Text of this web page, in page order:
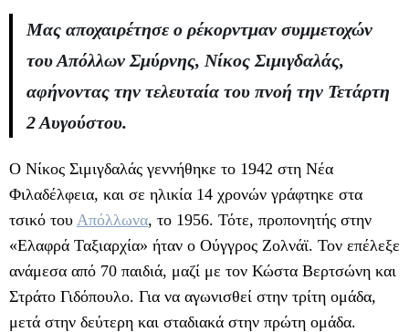
Μας αποχαιρέτησε ο ρέκορντμαν συμμετοχών
του Απόλλων Σμύρνης, Νίκος Σιμιγδαλάς,
αφήνοντας την τελευταία του πνοή την Τετάρτη
2 Αυγούστου.
Ο Νίκος Σιμιγδαλάς γεννήθηκε το 1942 στη Νέα
Φιλαδέλφεια, και σε ηλικία 14 χρονών γράφτηκε στα
τσικό του Απόλλωνα, το 1956. Τότε, προπονητής στην
«Ελαφρά Ταξιαρχία» ήταν ο Ούγγρος Ζολνάϊ. Τον επέλεξε
ανάμεσα από 70 παιδιά, μαζί με τον Κώστα Βερτσώνη και
Στράτο Γιδόπουλο. Για να αγωνισθεί στην τρίτη ομάδα,
μετά στην δεύτερη και σταδιακά στην πρώτη ομάδα.